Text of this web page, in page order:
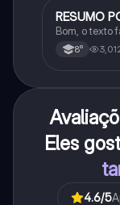
Português
RESUMO
Bom, o texto
8°
Eles
4.6/5